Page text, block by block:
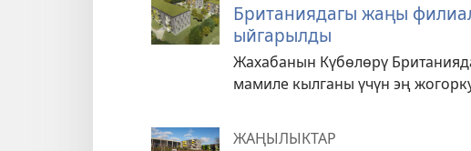
Британиядагы жаңы
ыйгарылды
Жахабанын Күбөлөрү
мамиле кылганы үчүн эң
ЖАҢЫЛЫКТАР